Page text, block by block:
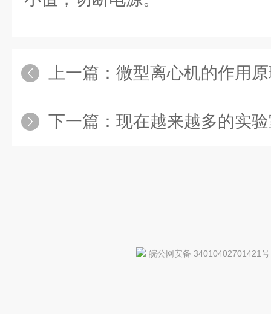
上一篇： 微型离心机的作用原理有
下一篇： 现在越来越多的实验室用
皖公网安备 34010402701421号